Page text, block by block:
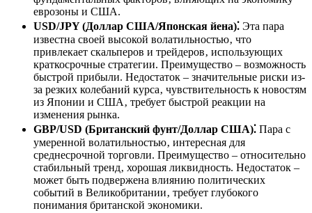
еврозоны и США.
USD/JPY (Доллар США/Японская йена)⁚ Эта пара
известна своей высокой волатильностью‚ что
привлекает скальперов и трейдеров‚ использующих
краткосрочные стратегии. Преимущество – возможность
быстрой прибыли. Недостаток – значительные риски из-
за резких колебаний курса‚ чувствительность к новостям
из Японии и США‚ требует быстрой реакции на
изменения рынка.
GBP/USD (Британский фунт/Доллар США)⁚ Пара с
умеренной волатильностью‚ интересная для
среднесрочной торговли. Преимущество – относительно
стабильный тренд‚ хорошая ликвидность. Недостаток –
может быть подвержена влиянию политических
событий в Великобритании‚ требует глубокого
понимания британской экономики.